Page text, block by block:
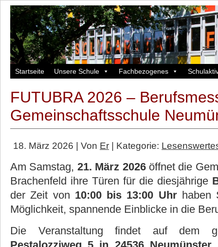
Startseite Unsere Schule Fachbezogenes
FUTUBRA 2026 –
Gemeinschaftsschule
18. März 2026 | Von Er | Kategorie:
Am Samstag, 21. März 2026öffnet die
Brachenfeld ihre Türen für die diesjährige
der Zeit von 10:00 bis 13:00 Uhrhaben
Möglichkeit, spannende Einblicke in die
Die Veranstaltung findet auf dem